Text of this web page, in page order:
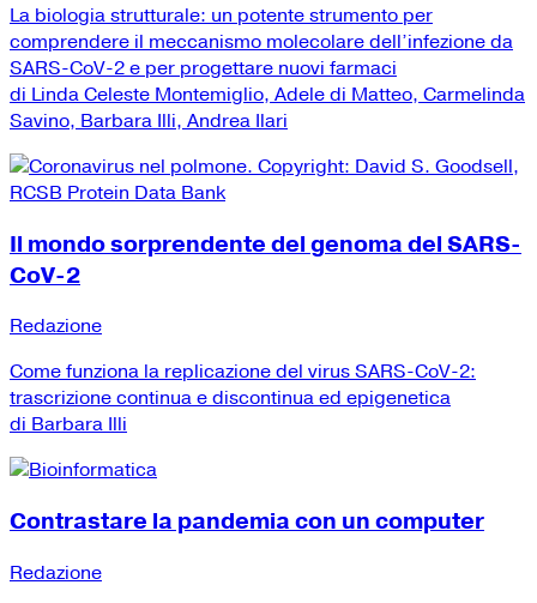
La biologia strutturale: un potente strumento per
comprendere il meccanismo molecolare dell’infezione da
SARS-CoV-2 e per progettare nuovi farmaci
di Linda Celeste Montemiglio, Adele di Matteo, Carmelinda
Savino, Barbara Illi, Andrea Ilari
Il mondo sorprendente del genoma del SARS-
CoV-2
Redazione
Come funziona la replicazione del virus SARS-CoV-2:
trascrizione continua e discontinua ed epigenetica
di Barbara Illi
Contrastare la pandemia con un computer
Redazione